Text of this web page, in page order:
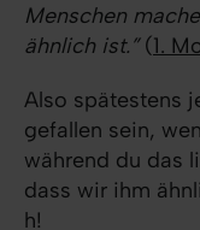
Menschen
ähnlich ist.”(1.
Also spätestens
gefallen sein,
während du das
dass wir ihm
h!